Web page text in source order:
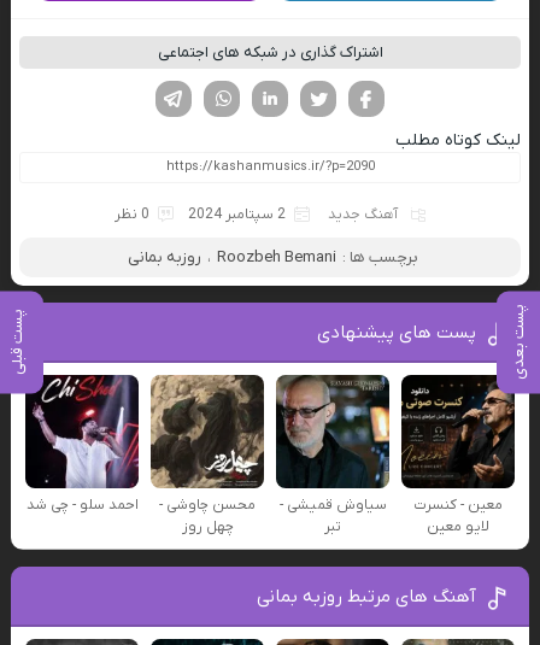
پست بعدی پست قبلی
اشتراک گذاری در شبکه های اجتماعی
لینکدین تویتر
فیسوک
لینک کوتاه مطلب
آهنگ جدید 2 سپتامبر 2024 0 نظر
برچسب ها : Roozbeh Bemani ، روزبه بمانی
پست های پیشنهادی
معین - کنسرت
لایو معین
سیاوش قمیشی -
تبر
محسن چاوشی -
چهل روز
احمد سلو - چی شد
آهنگ های مرتبط روزبه بمانی